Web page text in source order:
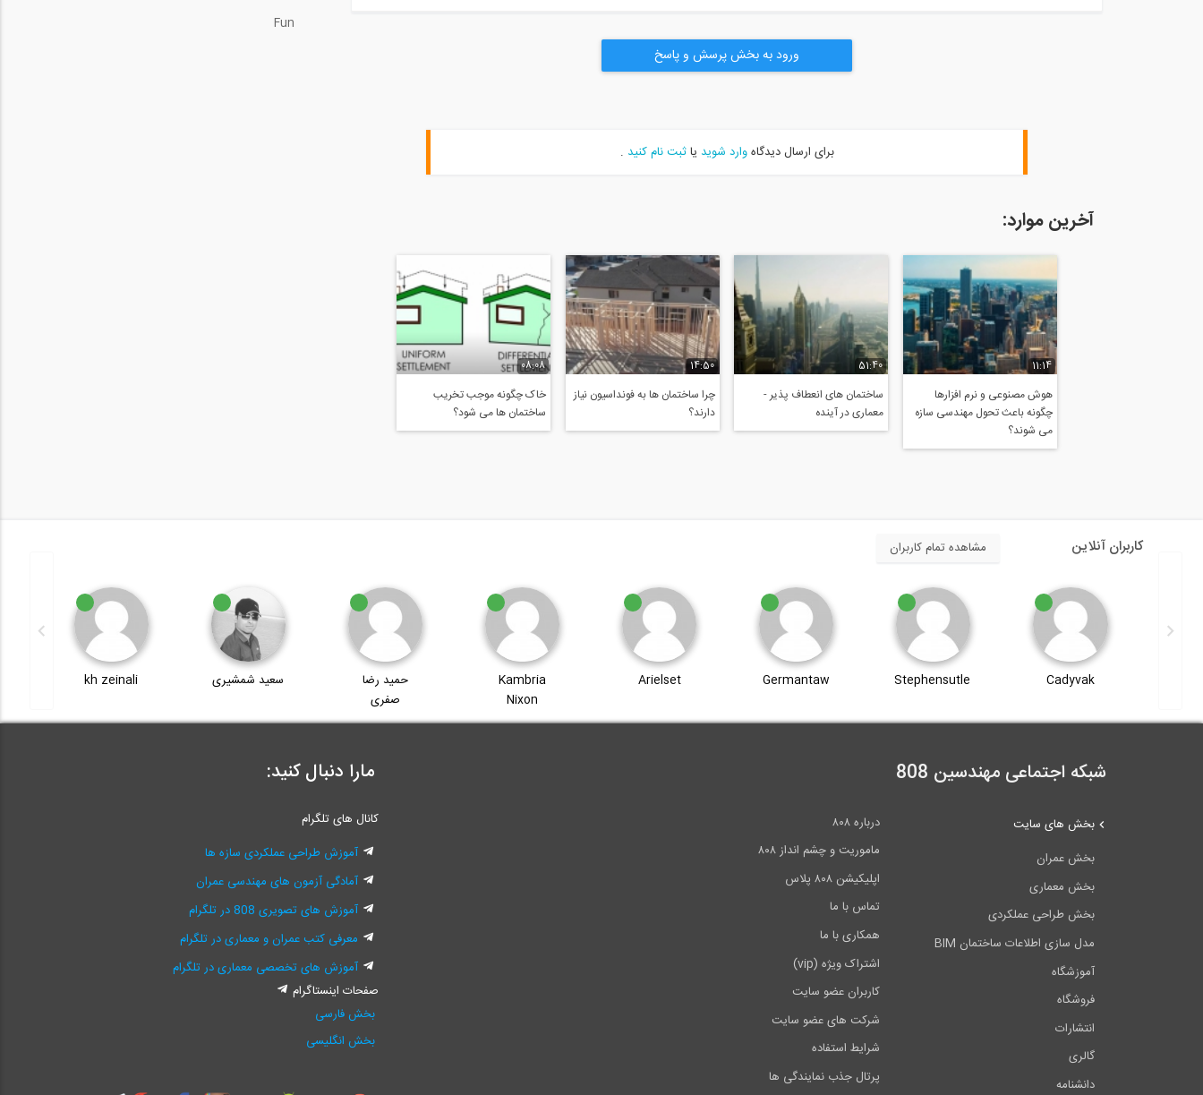
ورود به بخش پرسش و پاسخ
برای ارسال دیدگاهوارد شوید یاثبت نام کنید .
آخرین موارد:
11:14
هوش مصنوعی و نرم افزارها
چگونه باعث تحول مهندسی سازه
می شوند؟
51:40
ساختمان های انعطاف پذیر -
معماری در آینده
14:50
چرا ساختمان ها به فونداسیون نیاز
دارند؟
08:08
خاک چگونه موجب تخریب
ساختمان ها می شود؟
Fun
کاربران آنلاین مشاهده تمام کاربران
Cadyvak
Stephensutle
Germantaw
Arielset
Kambria
Nixon
حمید رضا
صفری
سعید شمشیری kh zeinali
شبکه اجتماعی مهندسین 808
درباره ۸۰۸
ماموریت و چشم انداز ۸۰۸
اپلیکیشن ۸۰۸ پلاس
تماس با ما
همکاری با ما
اشتراک ویژه (vip)
کاربران عضو سایت
شرکت های عضو سایت
شرایط استفاده
پرتال جذب نمایندگی ها
بخش های سایت
بخش عمران
بخش معماری
بخش طراحی عملکردی
مدل سازی اطلاعات ساختمان BIM
آموزشگاه
فروشگاه
انتشارات
گالری
دانشنامه
مارا دنبال کنید:
کانال های تلگرام
آموزش طراحی عملکردی سازه ها
آمادگی آزمون های مهندسی عمران
آموزش های تصویری 808 در تلگرام
معرفی کتب عمران و معماری در تلگرام
آموزش های تخصصی معماری در تلگرام
صفحات اینستاگرام
بخش فارسی
بخش انگلیسی